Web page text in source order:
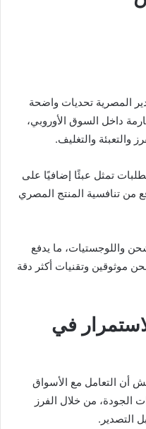
المصرية تحديات واضحة
داخل السوق الأوروبي،
والتعبئة والتغليف.
تمثل عبئًا إضافيًا على
من تنافسية المنتج المصري
واللوجستيات، ما يدفع
موثوقين وتقنيات أكثر دقة
في
أن التعامل مع الأسواق
الجودة، من خلال الفرز
التصدير.